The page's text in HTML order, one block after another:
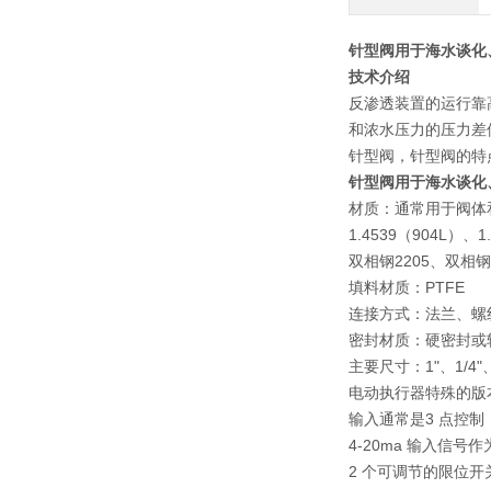
针型阀用于海水谈
技术介绍
反渗透装置的运行
和浓水压力的压力
针型阀，针型阀的
针型阀用于海水谈
材质：通常用于阀
1.4539（904L）、
双相钢2205、双相
填料材质：PTFE
连接方式：法兰、螺
密封材质：硬密封
主要尺寸：1"、1/4"
电动执行器特殊的
输入通常是3 点控制
4-20ma 输入信号作
2 个可调节的限位开